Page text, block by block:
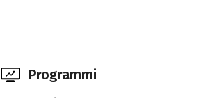
Programmi